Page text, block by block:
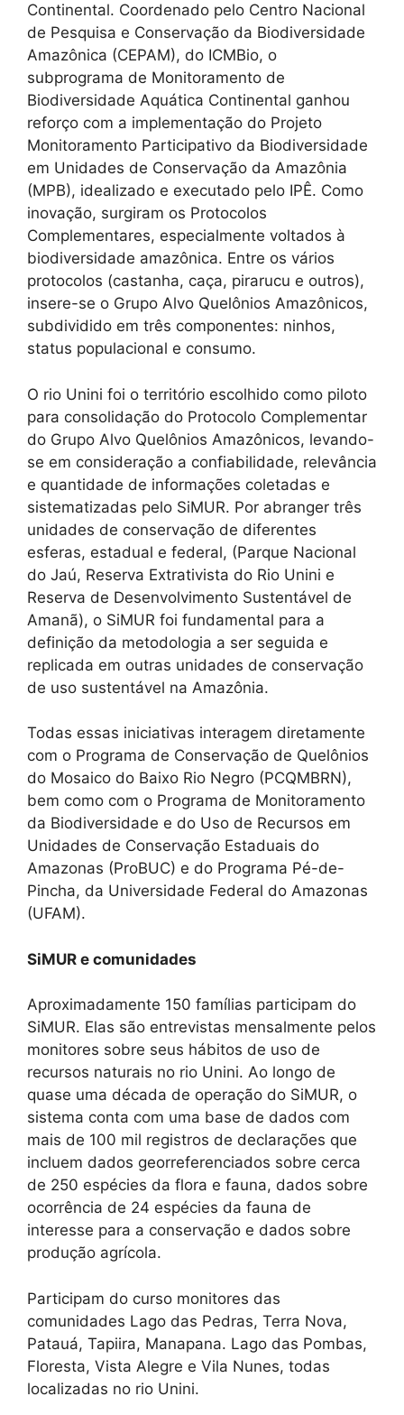
Continental. Coordenado pelo Centro Nacional
de Pesquisa e Conservação da Biodiversidade
Amazônica (CEPAM), do ICMBio, o
subprograma de Monitoramento de
Biodiversidade Aquática Continental ganhou
reforço com a implementação do Projeto
Monitoramento Participativo da Biodiversidade
em Unidades de Conservação da Amazônia
(MPB), idealizado e executado pelo IPÊ. Como
inovação, surgiram os Protocolos
Complementares, especialmente voltados à
biodiversidade amazônica. Entre os vários
protocolos (castanha, caça, pirarucu e outros),
insere-se o Grupo Alvo Quelônios Amazônicos,
subdividido em três componentes: ninhos,
status populacional e consumo.
O rio Unini foi o território escolhido como piloto
para consolidação do Protocolo Complementar
do Grupo Alvo Quelônios Amazônicos, levando-
se em consideração a confiabilidade, relevância
e quantidade de informações coletadas e
sistematizadas pelo SiMUR. Por abranger três
unidades de conservação de diferentes
esferas, estadual e federal, (Parque Nacional
do Jaú, Reserva Extrativista do Rio Unini e
Reserva de Desenvolvimento Sustentável de
Amanã), o SiMUR foi fundamental para a
definição da metodologia a ser seguida e
replicada em outras unidades de conservação
de uso sustentável na Amazônia.
Todas essas iniciativas interagem diretamente
com o Programa de Conservação de Quelônios
do Mosaico do Baixo Rio Negro (PCQMBRN),
bem como com o Programa de Monitoramento
da Biodiversidade e do Uso de Recursos em
Unidades de Conservação Estaduais do
Amazonas (ProBUC) e do Programa Pé-de-
Pincha, da Universidade Federal do Amazonas
(UFAM).
SiMUR e comunidades
Aproximadamente 150 famílias participam do
SiMUR. Elas são entrevistas mensalmente pelos
monitores sobre seus hábitos de uso de
recursos naturais no rio Unini. Ao longo de
quase uma década de operação do SiMUR, o
sistema conta com uma base de dados com
mais de 100 mil registros de declarações que
incluem dados georreferenciados sobre cerca
de 250 espécies da flora e fauna, dados sobre
ocorrência de 24 espécies da fauna de
interesse para a conservação e dados sobre
produção agrícola.
Participam do curso monitores das
comunidades Lago das Pedras, Terra Nova,
Patauá, Tapiira, Manapana. Lago das Pombas,
Floresta, Vista Alegre e Vila Nunes, todas
localizadas no rio Unini.